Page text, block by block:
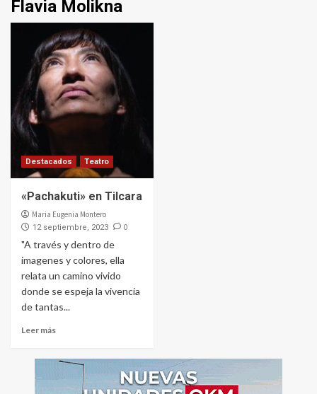
Flavia Molikna
Destacados Teatro
«Pachakuti» en Tilcara
Maria Eugenia Montero
12 septiembre, 2023 0
"A través y dentro de
imagenes y colores, ella
relata un camino vivido
donde se espeja la vivencia
de tantas...
Leer más